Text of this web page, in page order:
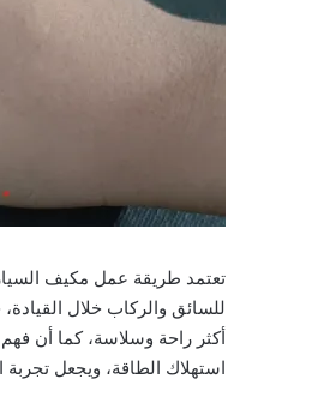
تعتمد طريقة عمل مكيف
للسائق والركاب خلال
أكثر راحة وسلاسة، كما أن
استهلاك الطاقة، ويجعل تجربة